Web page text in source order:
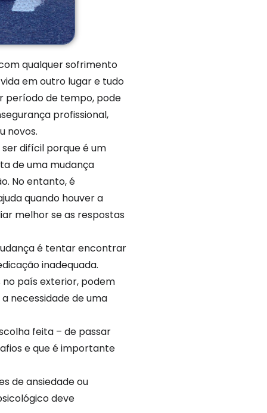
qualquer sofrimento
em outro lugar e tudo
período de tempo, pode
profissional,
novos.
difícil porque é um
de uma mudança
No entanto, é
quando houver a
melhor se as respostas
é tentar encontrar
inadequada.
país exterior, podem
necessidade de uma
feita – de passar
e que é importante
de ansiedade ou
deve